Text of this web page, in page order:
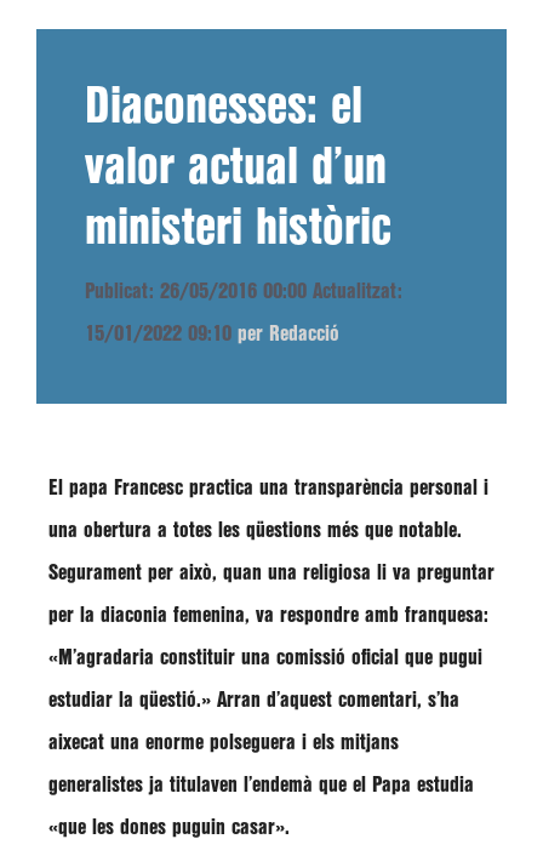
Diaconesses: el
valor actual d’un
ministeri històric
Publicat: 26/05/2016 00:00 Actualitzat:
15/01/2022 09:10 per Redacció
El papa Francesc practica una transparència personal i
una obertura a totes les qüestions més que notable.
Segurament per això, quan una religiosa li va preguntar
per la diaconia femenina, va respondre amb franquesa:
«M’agradaria constituir una comissió oficial que pugui
estudiar la qüestió.» Arran d’aquest comentari, s’ha
aixecat una enorme polseguera i els mitjans
generalistes ja titulaven l’endemà que el Papa estudia
«que les dones puguin casar».